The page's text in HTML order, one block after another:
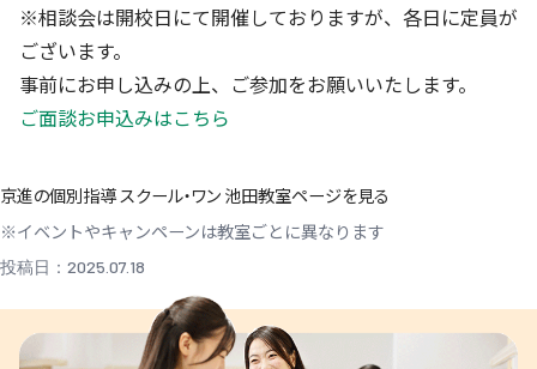
※相談会は開校日にて開催しておりますが、各日に定員が
ございます。
事前にお申し込みの上、ご参加をお願いいたします。
ご面談お申込みはこちら
京進の個別指導 スクール・ワン 池田教室ページを見る
※イベントやキャンペーンは教室ごとに異なります
投稿日：2025.07.18